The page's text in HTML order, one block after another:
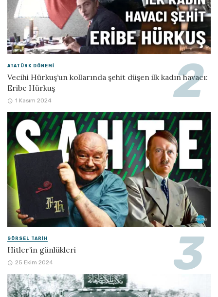
ATATÜRK DÖNEMI
Vecihi Hürkuş’un kollarında şehit düşen ilk kadın havacı:
Eribe Hürkuş
1 Kasım 2024
GÖRSEL TARIH
Hitler’in günlükleri
25 Ekim 2024